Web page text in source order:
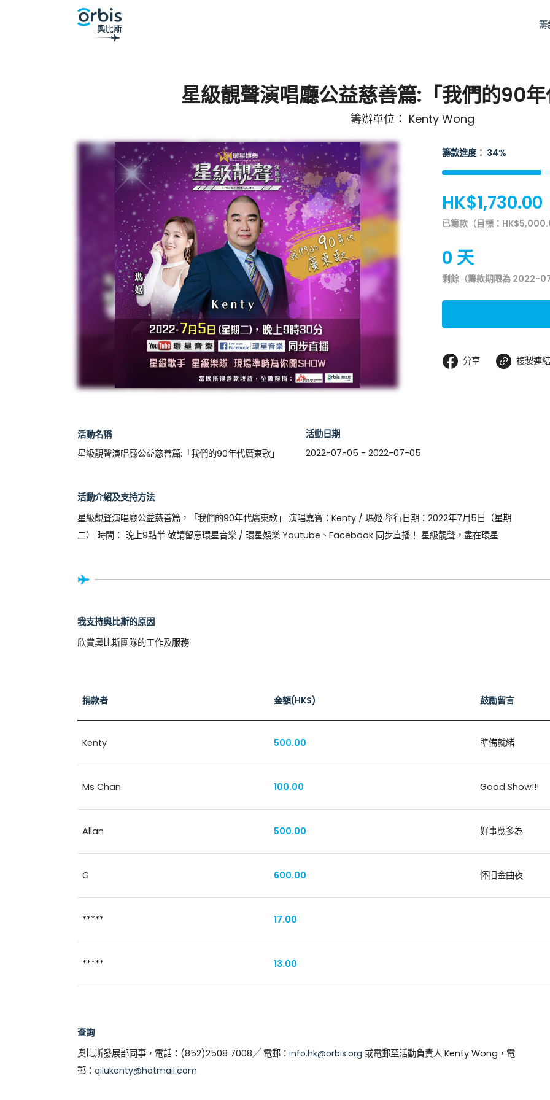
籌
星級靚聲演唱廳公益慈善篇:「我們的90年
籌辦單位： Kenty Wong
籌款進度： 34%
HK$1,730.00
已籌款（目標：
0 天
剩餘（籌款期限為 2022-
分享 複製連結
活動名稱
星級靚聲演唱廳公益慈善篇:「我們的90年代廣東歌」
活動日期
2022-07-05 - 2022-07-05
活動介紹及支持方法
星級靚聲演唱廳公益慈善篇，「我們的90年代廣東歌」 演唱嘉賓：Kenty / 瑪姬 舉行日期：2022年7月5日（星期
二） 時間： 晚上9點半 敬請留意環星音樂 / 環星娛樂 Youtube、Facebook 同步直播！ 星級靚聲，盡在環星
我支持奧比斯的原因
欣賞奧比斯團隊的工作及服務
捐款者 金額(HK$) 鼓勵留言
Kenty 500.00 準備就緒
Ms Chan 100.00 Good Show!!!
Allan 500.00 好事應多為
G 600.00 怀旧金曲夜
***** 17.00
***** 13.00
查詢
奧比斯發展部同事，電話：(852)2508 7008╱ 電郵： info.hk@orbis.org 或電郵至活動負責人 Kenty Wong，電
郵： qilukenty@hotmail.com